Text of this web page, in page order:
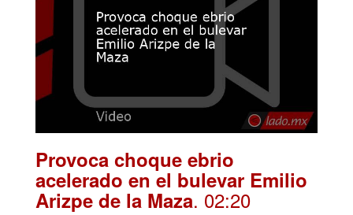
Provoca choque ebrio
acelerado en el bulevar Emilio
Arizpe de la Maza. 02:20